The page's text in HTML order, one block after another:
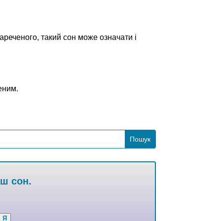
такий сон може означати і
сон.
Я